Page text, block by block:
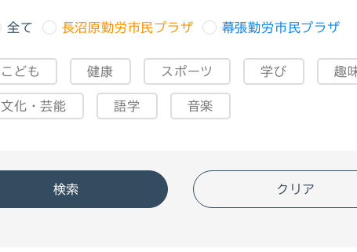
全て 長沼原勤労市民プラザ 幕張勤労市民プラザ
こども 健康 スポーツ 学び 趣
文化・芸能 語学 音楽
クリア